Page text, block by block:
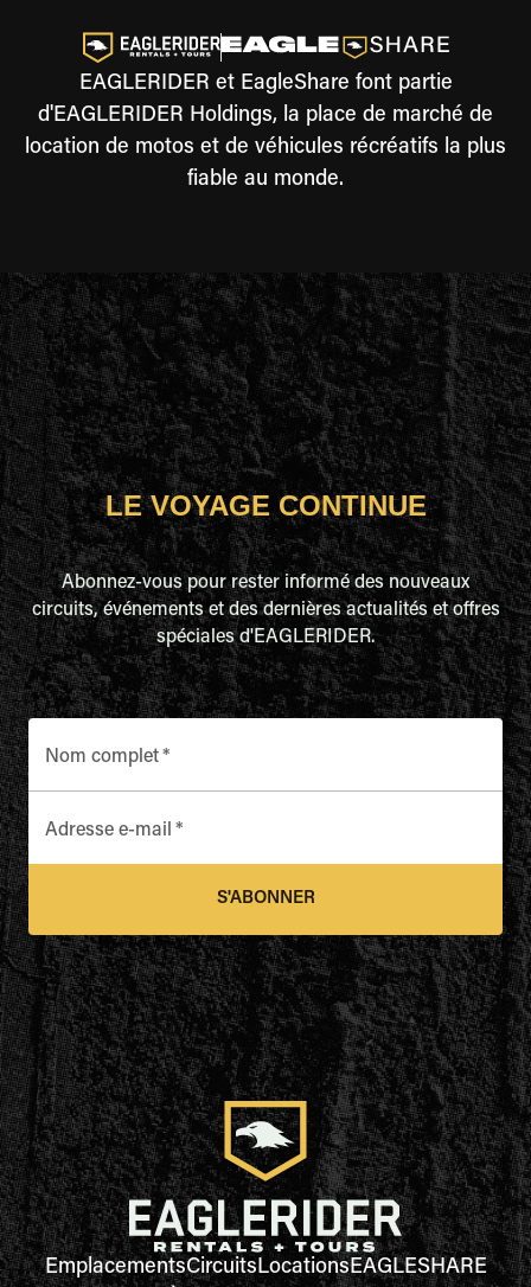
EAGLERIDER et EagleShare font partie
d'EAGLERIDER Holdings, la place de marché de
location de motos et de véhicules récréatifs la plus
fiable au monde.
LE VOYAGE CONTINUE
Abonnez-vous pour rester informé des nouveaux
circuits, événements et des dernières actualités et offres
spéciales d'EAGLERIDER.
Nom complet*
Adresse e-mail *
S'ABONNER
EmplacementsCircuitsLocationsEAGLESHARE